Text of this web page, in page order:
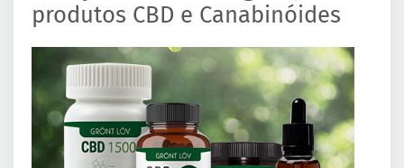
produtos CBD e Canabinóides